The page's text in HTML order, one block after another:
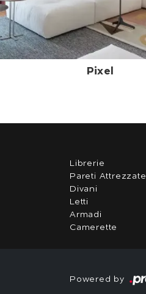
Pixel
Librerie
Pareti Attrezzate
Divani
Letti
Armadi
Camerette
Powered by